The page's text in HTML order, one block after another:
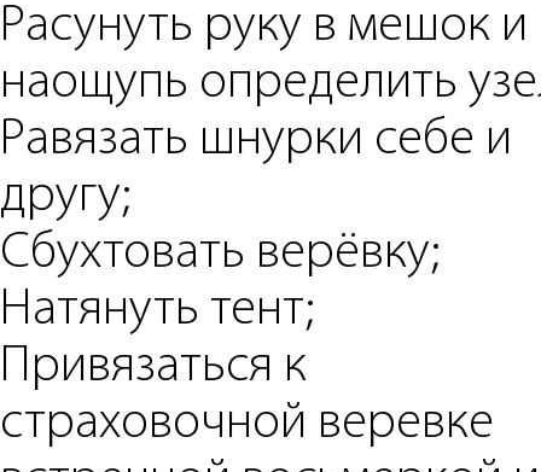
Pасунуть руку в мешок и
наощупь определить
Pавязать шнурки себе и
другу;
Cбухтовать верёвку;
Натянуть тент;
Привязаться к
страховочной веревке